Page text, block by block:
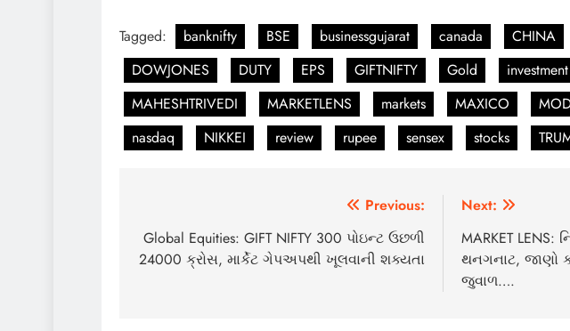
Tagged: banknifty BSE businessgujarat canada CHINA
DOWJONES
DUTY EPS GIFTNIFTY Gold investment
MAHESHTRIVEDI
MARKETLENS markets MAXICO
nasdaq
NIKKEI review rupee sensex stocks
navigation
Previous:
Global Equities: GIFT NIFTY 300 પોઇન્ટ ઉછળી
24000 ક્રોસ, માર્કેટ ગેપઅપથી ખૂલવાની શક્યતા
Next:
MARKET LENS:
થનગનાટ, જાણો
જુવાળ….